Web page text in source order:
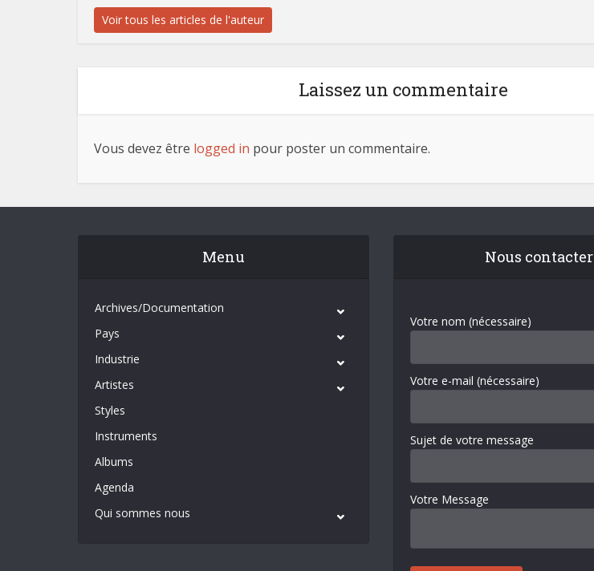
Voir tous les articles de l'auteur
Laissez un commentaire
Vous devez être logged in pour poster un commentaire.
Menu
Archives/Documentation
Pays
Industrie
Artistes
Styles
Instruments
Albums
Agenda
Qui sommes nous
Nous contacter
Votre nom (nécessaire)
Votre e-mail (nécessaire)
Sujet de votre message
Votre Message